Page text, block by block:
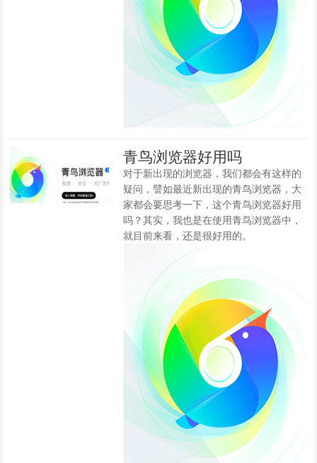
青鸟浏览器好用吗
对于新出现的浏览器，我们都会有这样的
疑问，譬如最近新出现的青鸟浏览器，大
家都会要思考一下，这个青鸟浏览器好用
吗？其实，我也是在使用青鸟浏览器中，
就目前来看，还是很好用的。